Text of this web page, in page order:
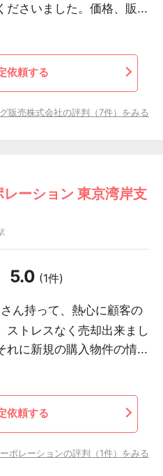
ださいました。価格、販...
依頼する
販売株式会社の評判（7件）をみる
ーション 東京湾岸支
5.0 (1件)
ん持って、熱心に顧客の
ストレスなく売却出来まし
れに新規の購入物件の情...
依頼する
ポレーションの評判（1件）をみる